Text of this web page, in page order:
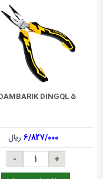
DINGQL 5"
6/827/000ریال